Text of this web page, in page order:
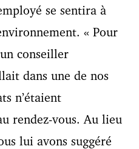
se sentira à
« Pour
conseiller
dans une de nos
n’étaient
rendez-vous. Au lieu
lui avons suggéré